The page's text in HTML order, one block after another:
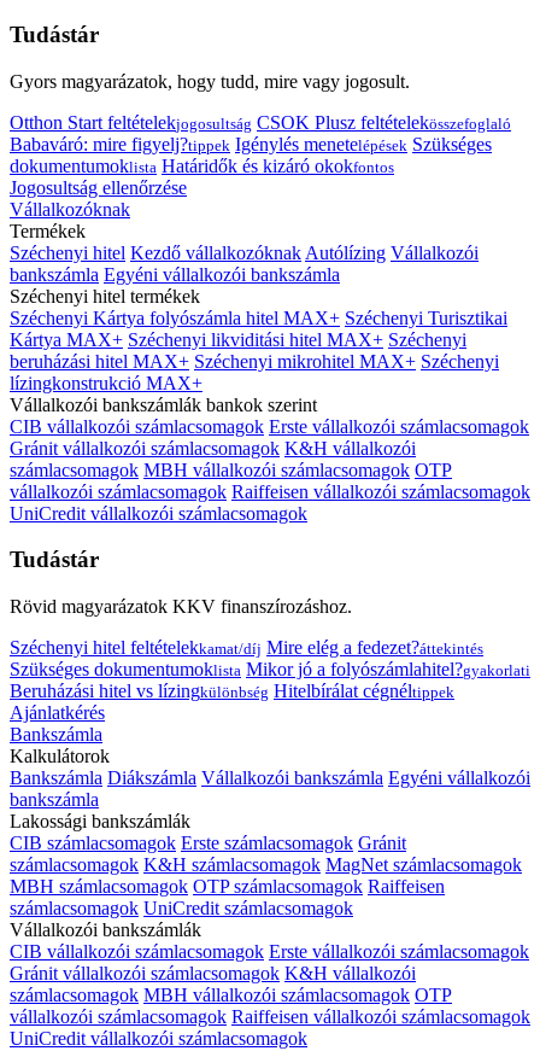
Tudástár
Gyors magyarázatok, hogy tudd, mire vagy jogosult.
Otthon Start feltételekjogosultság CSOK Plusz feltételekösszefoglaló
Babaváró: mire figyelj?tippek Igénylés menetelépések Szükséges
dokumentumoklista Határidők és kizáró okokfontos
Jogosultság ellenőrzése
Vállalkozóknak
Termékek
Széchenyi hitel Kezdő vállalkozóknak Autólízing Vállalkozói
bankszámla Egyéni vállalkozói bankszámla
Széchenyi hitel termékek
Széchenyi Kártya folyószámla hitel MAX+ Széchenyi Turisztikai
Kártya MAX+ Széchenyi likviditási hitel MAX+ Széchenyi
beruházási hitel MAX+ Széchenyi mikrohitel MAX+ Széchenyi
lízingkonstrukció MAX+
Vállalkozói bankszámlák bankok szerint
CIB vállalkozói számlacsomagok Erste vállalkozói számlacsomagok
Gránit vállalkozói számlacsomagok K&H vállalkozói
számlacsomagok MBH vállalkozói számlacsomagok OTP
vállalkozói számlacsomagok Raiffeisen vállalkozói számlacsomagok
UniCredit vállalkozói számlacsomagok
Tudástár
Rövid magyarázatok KKV finanszírozáshoz.
Széchenyi hitel feltételekkamat/díj Mire elég a fedezet?áttekintés
Szükséges dokumentumoklista Mikor jó a folyószámlahitel?gyakorlati
Beruházási hitel vs lízingkülönbség Hitelbírálat cégnéltippek
Ajánlatkérés
Bankszámla
Kalkulátorok
Bankszámla Diákszámla Vállalkozói bankszámla Egyéni vállalkozói
bankszámla
Lakossági bankszámlák
CIB számlacsomagok Erste számlacsomagok Gránit
számlacsomagok K&H számlacsomagok MagNet számlacsomagok
MBH számlacsomagok OTP számlacsomagok Raiffeisen
számlacsomagok UniCredit számlacsomagok
Vállalkozói bankszámlák
CIB vállalkozói számlacsomagok Erste vállalkozói számlacsomagok
Gránit vállalkozói számlacsomagok K&H vállalkozói
számlacsomagok MBH vállalkozói számlacsomagok OTP
vállalkozói számlacsomagok Raiffeisen vállalkozói számlacsomagok
UniCredit vállalkozói számlacsomagok